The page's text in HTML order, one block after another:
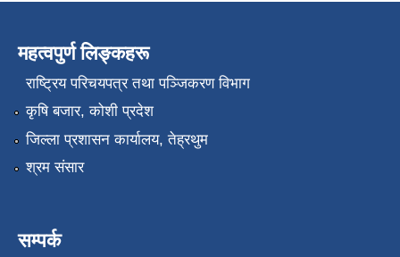
महत्वपुर्ण लिङ्कहरू
राष्‍ट्रिय परिचयपत्र तथा पञ्जिकरण विभाग
कृषि बजार, कोशी प्रदेश
जिल्ला प्रशासन कार्यालय, तेह्रथुम
श्रम संसार
सम्पर्क